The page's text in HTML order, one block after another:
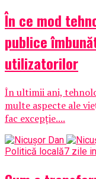
În ce mod
publice
utilizatorilor
În ultimii ani,
multe aspecte ale
fac excepție....
Politică locală7 zile